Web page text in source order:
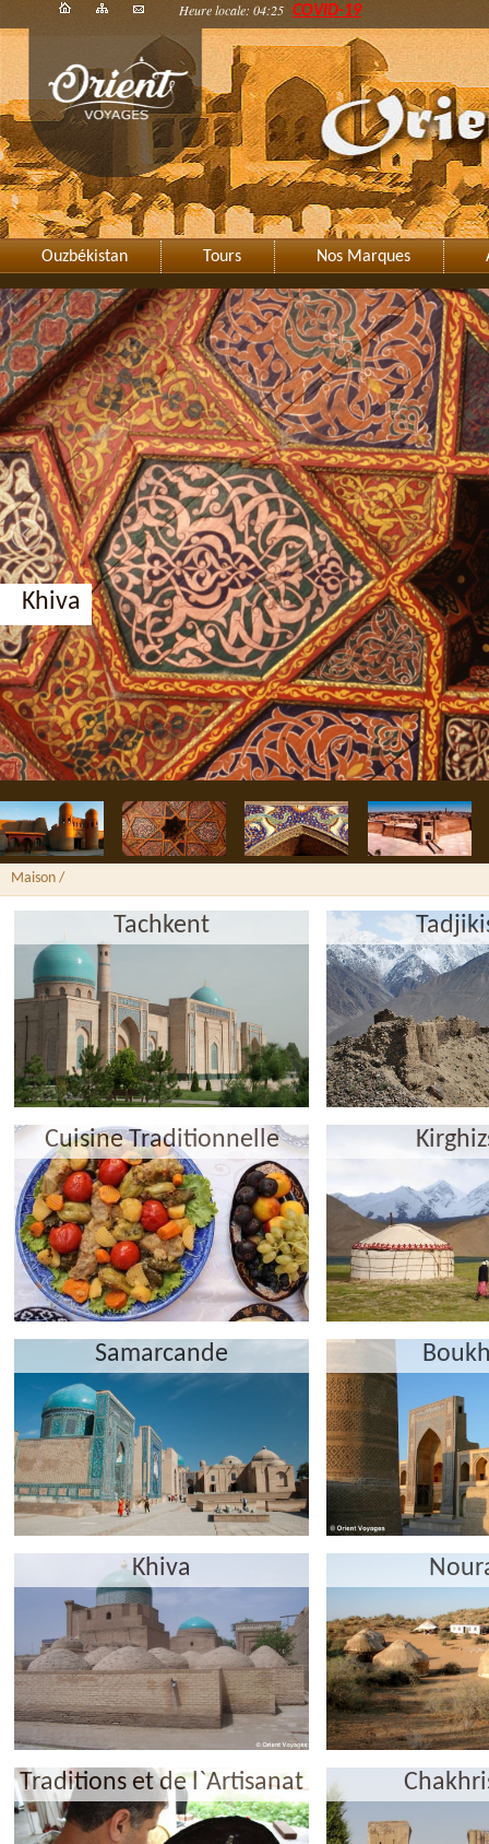
Heure locale: 04:25 COVID-19
Ouzbékistan Tours Nos Marques
Khiva
Maison /
Tachkent
Cuisine Traditionnelle
Samarcande
Khiva
Traditions et de l`Artisanat